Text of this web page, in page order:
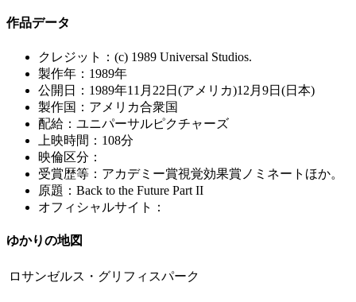
作品データ
クレジット：(c) 1989 Universal Studios.
製作年：1989年
公開日：1989年11月22日(アメリカ)12月9日(日本)
製作国：アメリカ合衆国
配給：ユニパーサルピクチャーズ
上映時間：108分
映倫区分：
受賞歴等：アカデミー賞視覚効果賞ノミネートほか。
原題：Back to the Future Part II
オフィシャルサイト：
ゆかりの地図
ロサンゼルス・グリフィスパーク